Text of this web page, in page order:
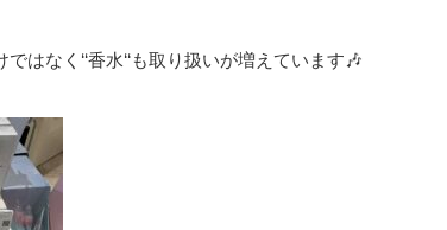
はなく‘‘香水‘‘も取り扱いが増えています🎶